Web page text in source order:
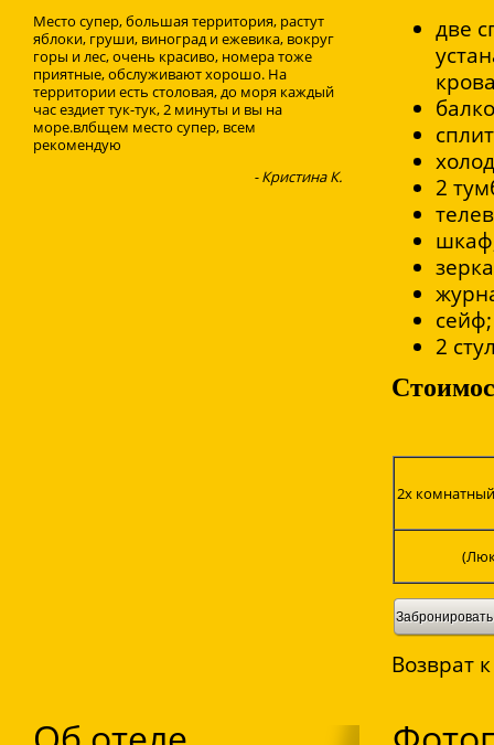
Место супер, большая территория, растут
яблоки, груши, виноград и ежевика, вокруг
горы и лес, очень красиво, номера тоже
приятные, обслуживают хорошо. На
территории есть столовая, до моря каждый
час ездиет тук-тук, 2 минуты и вы на
море.влбщем место супер, всем
рекомендую
- Кристина К.
две
2
сейф;
2
2х
Возврат